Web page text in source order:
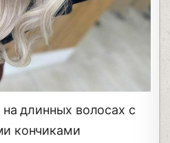
длинных волосах с
кончиками